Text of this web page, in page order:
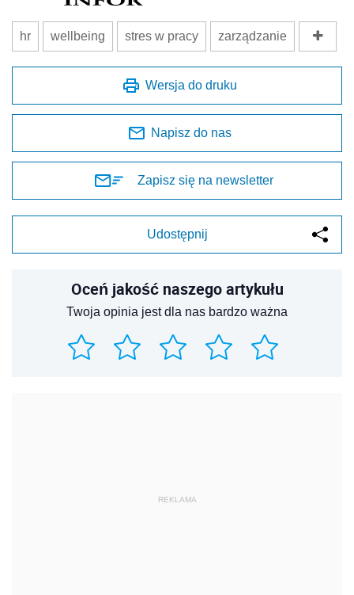
hr wellbeing stres w pracy zarządzanie
Wersja do druku
Napisz do nas
Zapisz się na newsletter
Udostępnij
Oceń jakość naszego artykułu
Twoja opinia jest dla nas bardzo ważna
REKLAMA